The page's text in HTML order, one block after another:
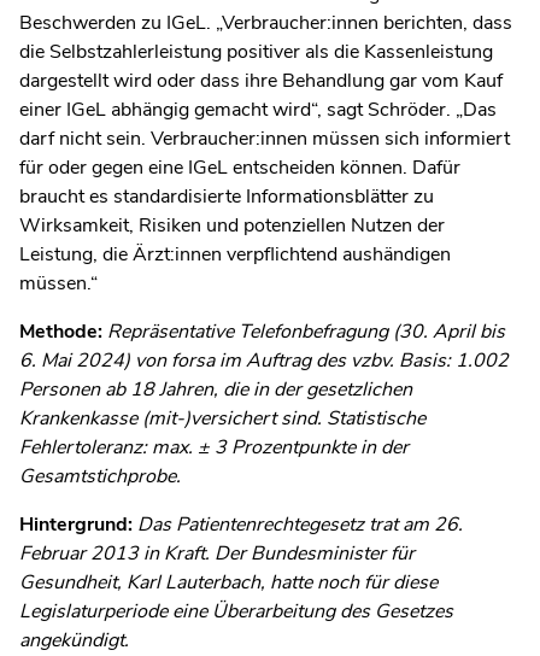
Beschwerden zu IGeL. „Verbraucher:innen berichten, dass
die Selbstzahlerleistung positiver als die Kassenleistung
dargestellt wird oder dass ihre Behandlung gar vom Kauf
einer IGeL abhängig gemacht wird“, sagt Schröder. „Das
darf nicht sein. Verbraucher:innen müssen sich informiert
für oder gegen eine IGeL entscheiden können. Dafür
braucht es standardisierte Informationsblätter zu
Wirksamkeit, Risiken und potenziellen Nutzen der
Leistung, die Ärzt:innen verpflichtend aushändigen
müssen.“
Methode: Repräsentative Telefonbefragung (30. April bis
6. Mai 2024) von forsa im Auftrag des vzbv. Basis: 1.002
Personen ab 18 Jahren, die in der gesetzlichen
Krankenkasse (mit-)versichert sind. Statistische
Fehlertoleranz: max. ± 3 Prozentpunkte in der
Gesamtstichprobe.
Hintergrund: Das Patientenrechtegesetz trat am 26.
Februar 2013 in Kraft. Der Bundesminister für
Gesundheit, Karl Lauterbach, hatte noch für diese
Legislaturperiode eine Überarbeitung des Gesetzes
angekündigt.